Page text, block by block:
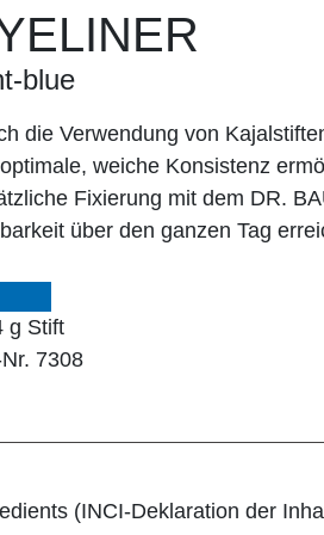
blue
die Verwendung von
weiche Konsistenz
Fixierung mit dem DR.
über den ganzen Tag
g Stift
7308
(INCI-Deklaration der